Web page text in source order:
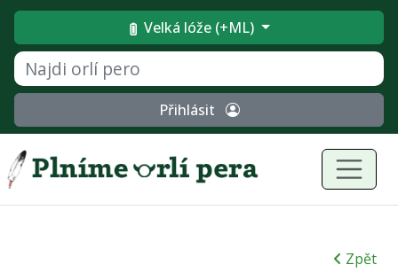
Velká lóže (+ML)
Přihlásit
Zpět